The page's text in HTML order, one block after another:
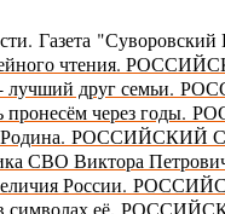
Газета
чтения.
лучший друг семьи. Р
через годы. Р
РОССИЙСКИЙ
СВО Виктора
России. Р
символах её. Р